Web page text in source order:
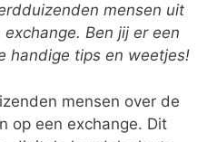
mensen uit
Ben jij er een
handige tips en weetjes!
mensen over de
op een exchange. Dit